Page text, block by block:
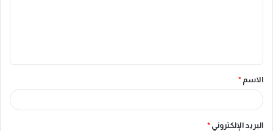
ق
*
الاسم *
البريد الإلكتروني *